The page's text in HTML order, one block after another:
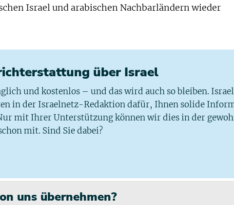
Israel und arabischen Nachbarländern wieder
über Israel
und kostenlos – und das wird auch so bleiben.
in der Israelnetz-Redaktion dafür, Ihnen solide
mit Ihrer Unterstützung können wir dies in der
mit. Sind Sie dabei?
uns übernehmen?